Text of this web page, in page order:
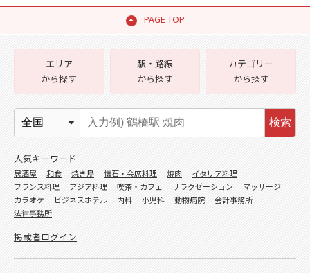
PAGE TOP
エリア
から探す
駅・路線
から探す
カテゴリー
から探す
検索
人気キーワード
居酒屋 和食 焼き鳥 懐石・会席料理 焼肉
イタリア料理
フランス料理
アジア料理 喫茶・カフェ リラクゼーション
マッサージ
カラオケ
ビジネスホテル 内科 小児科 動物病院
会計事務所
法律事務所
掲載者ログイン